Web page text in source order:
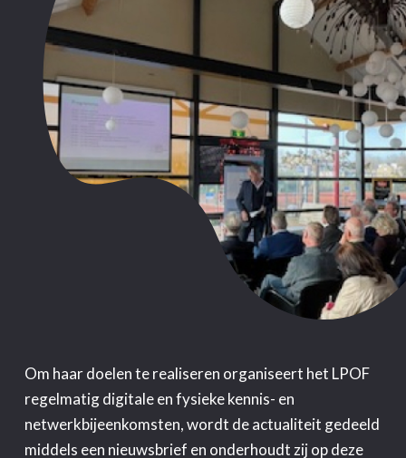
Om haar doelen te realiseren organiseert het LPOF
regelmatig digitale en fysieke kennis- en
netwerkbijeenkomsten, wordt de actualiteit gedeeld
middels een nieuwsbrief en onderhoudt zij op deze